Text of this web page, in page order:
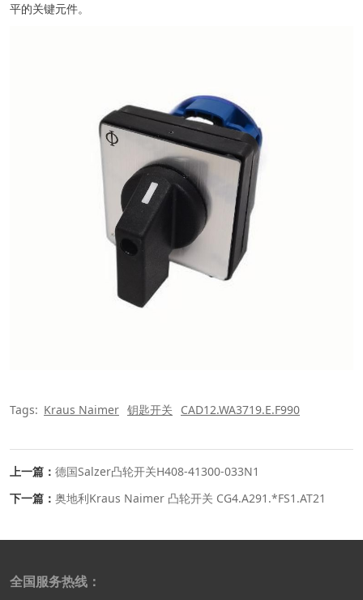
平的关键元件。
Tags: Kraus Naimer 钥匙开关 CAD12.WA3719.E.F990
上一篇： 德国Salzer凸轮开关H408-41300-033N1
下一篇： 奥地利Kraus Naimer 凸轮开关 CG4.A291.*FS1.AT21
全国服务热线：